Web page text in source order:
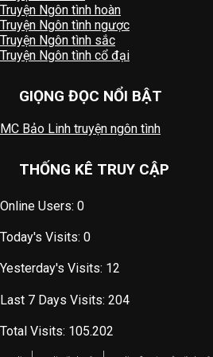
Truyện Ngôn tình hoàn
Truyện Ngôn tình ngược
Truyện Ngôn tình sắc
Truyện Ngôn tình cổ đại
GIỌNG ĐỌC NỔI BẬT
MC Bảo Linh truyện ngôn tình
THỐNG KÊ TRUY CẬP
Online Users: 0
Today's Visits: 0
Yesterday's Visits: 12
Last 7 Days Visits: 204
Total Visits: 105.202